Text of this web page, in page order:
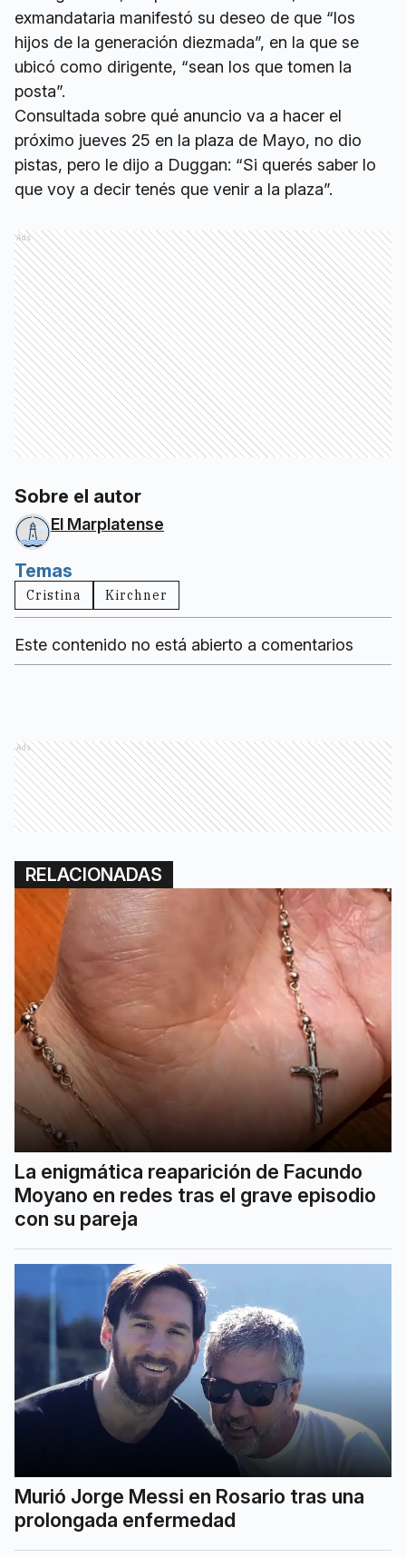
exmandataria manifestó su deseo de que “los
hijos de la generación diezmada”, en la que se
ubicó como dirigente, “sean los que tomen la
posta”.
Consultada sobre qué anuncio va a hacer el
próximo jueves 25 en la plaza de Mayo, no dio
pistas, pero le dijo a Duggan: “Si querés saber lo
que voy a decir tenés que venir a la plaza”.
Ads
Sobre el autor
El Marplatense
Temas
Cristina Kirchner
Este contenido no está abierto a comentarios
Ads
RELACIONADAS
La enigmática reaparición de Facundo
Moyano en redes tras el grave episodio
con su pareja
Murió Jorge Messi en Rosario tras una
prolongada enfermedad